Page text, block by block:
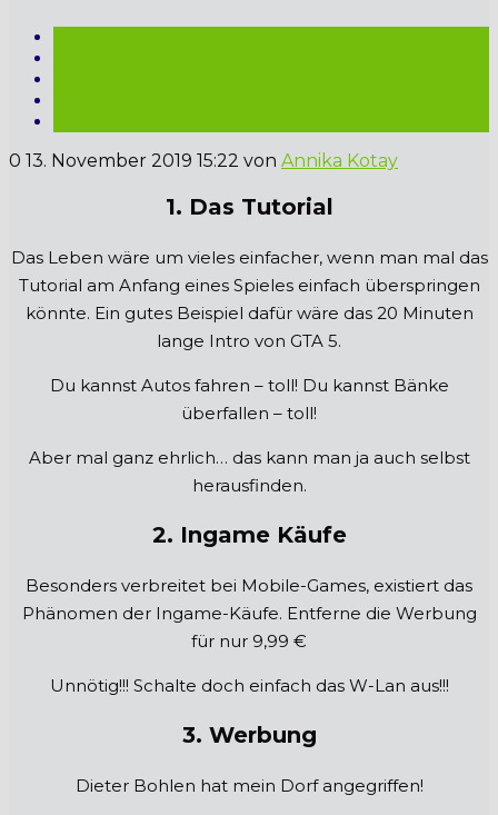
0 13. November 2019 15:22 von Annika Kotay
1. Das Tutorial
Das Leben wäre um vieles einfacher, wenn man mal das
Tutorial am Anfang eines Spieles einfach überspringen
könnte. Ein gutes Beispiel dafür wäre das 20 Minuten
lange Intro von GTA 5.
Du kannst Autos fahren – toll! Du kannst Bänke
überfallen – toll!
Aber mal ganz ehrlich… das kann man ja auch selbst
herausfinden.
2. Ingame Käufe
Besonders verbreitet bei Mobile-Games, existiert das
Phänomen der Ingame-Käufe. Entferne die Werbung
für nur 9,99 €
Unnötig!!! Schalte doch einfach das W-Lan aus!!!
3. Werbung
Dieter Bohlen hat mein Dorf angegriffen!